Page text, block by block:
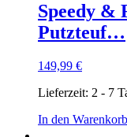
Speedy &
Putzteuf…
149,99 €
Lieferzeit: 2 - 7
In den Warenkorb